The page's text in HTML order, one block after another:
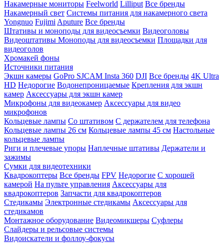
Накамерные мониторы Feelworld Lilliput Все бренды
Накамерный свет Системы питания для накамерного света
Yongnuo Fujimi Aputure Все бренды
Штативы и моноподы для видеосъемки Видеоголовы
Видеоштативы Моноподы для видеосъемки Площадки для
видеоголов
Хромакей фоны
Источники питания
Экшн камеры GoPro SJCAM Insta 360 DJI Все бренды 4K Ultra
HD Недорогие Водонепроницаемые Крепления для экшн
камер Аксессуары для экшн камер
Микрофоны для видеокамер Аксессуары для видео
микрофонов
Кольцевые лампы Со штативом C держателем для телефона
Кольцевые лампы 26 см Кольцевые лампы 45 см Настольные
кольцевые лампы
Риги и плечевые упоры Наплечные штативы Держатели и
зажимы
Сумки для видеотехники
Квадрокоптеры Все бренды FPV Недорогие С хорошей
камерой На пульте управления Аксессуары для
квадрокоптеров Запчасти для квадрокоптеров
Стедикамы Электронные стедикамы Аксессуары для
стедикамов
Монтажное оборудование Видеомикшеры Суфлеры
Слайдеры и рельсовые системы
Видоискатели и фоллоу-фокусы